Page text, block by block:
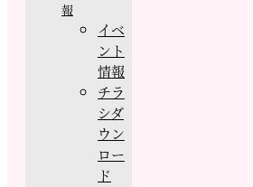
報
イベ
ント
情報
チラ
シダ
ウン
ロー
ド